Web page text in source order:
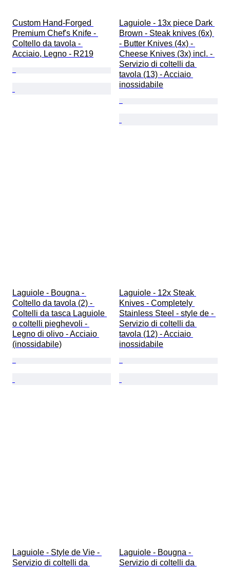
Custom Hand-Forged
Premium Chef's Knife -
Coltello da tavola -
Acciaio, Legno - R219
Laguiole - 13x piece Dark
Brown - Steak knives (6x)
- Butter Knives (4x) -
Cheese Knives (3x) incl. -
Servizio di coltelli da
tavola (13) - Acciaio
inossidabile
Laguiole - Bougna -
Coltello da tavola (2) -
Coltelli da tasca Laguiole
o coltelli pieghevoli -
Legno di olivo - Acciaio
(inossidabile)
Laguiole - 12x Steak
Knives - Completely
Stainless Steel - style de -
Servizio di coltelli da
tavola (12) - Acciaio
inossidabile
Laguiole - Style de Vie -
Servizio di coltelli da
Laguiole - Bougna -
Servizio di coltelli da